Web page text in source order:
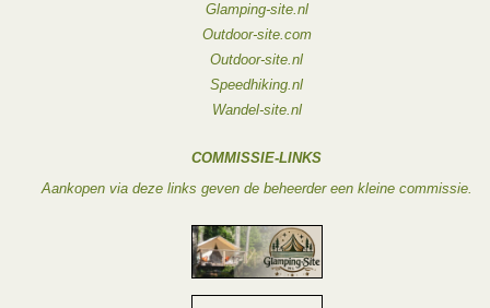
Glamping-site.nl
Outdoor-site.com
Outdoor-site.nl
Speedhiking.nl
Wandel-site.nl
COMMISSIE-LINKS
Aankopen via deze links geven de beheerder een kleine commissie.